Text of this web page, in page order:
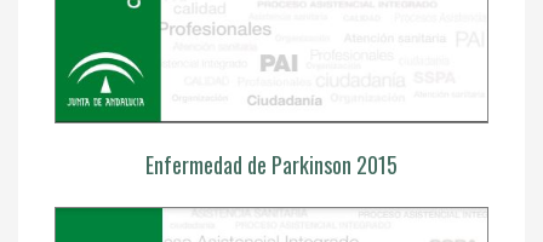
Enfermedad de Parkinson 2015